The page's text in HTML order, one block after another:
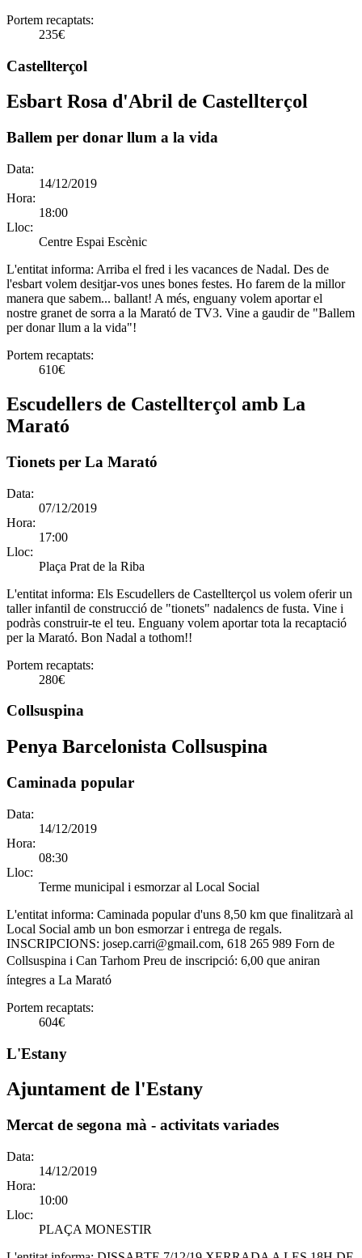
Portem recaptats:
235€
Castellterçol
Esbart Rosa d'Abril de Castellterçol
Ballem per donar llum a la vida
Data:
14/12/2019
Hora:
18:00
Lloc:
Centre Espai Escènic
L'entitat informa: Arriba el fred i les vacances de Nadal. Des de
l'esbart volem desitjar-vos unes bones festes. Ho farem de la millor
manera que sabem... ballant! A més, enguany volem aportar el
nostre granet de sorra a la Marató de TV3. Vine a gaudir de "Ballem
per donar llum a la vida"!
Portem recaptats:
610€
Escudellers de Castellterçol amb La
Marató
Tionets per La Marató
Data:
07/12/2019
Hora:
17:00
Lloc:
Plaça Prat de la Riba
L'entitat informa: Els Escudellers de Castellterçol us volem oferir un
taller infantil de construcció de "tionets" nadalencs de fusta. Vine i
podràs construir-te el teu. Enguany volem aportar tota la recaptació
per la Marató. Bon Nadal a tothom!!
Portem recaptats:
280€
Collsuspina
Penya Barcelonista Collsuspina
Caminada popular
Data:
14/12/2019
Hora:
08:30
Lloc:
Terme municipal i esmorzar al Local Social
L'entitat informa: Caminada popular d'uns 8,50 km que finalitzarà al
Local Social amb un bon esmorzar i entrega de regals.
INSCRIPCIONS: josep.carri@gmail.com, 618 265 989 Forn de
Collsuspina i Can Tarhom Preu de inscripció: 6,00 que aniran
íntegres a La Marató
Portem recaptats:
604€
L'Estany
Ajuntament de l'Estany
Mercat de segona mà - activitats variades
Data:
14/12/2019
Hora:
10:00
Lloc:
PLAÇA MONESTIR